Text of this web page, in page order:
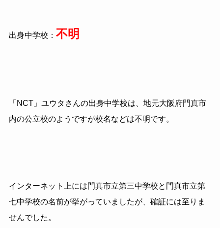
出身中学校： 不明
「NCT」ユウタさんの出身中学校は、地元大阪府門真市
内の公立校のようですが校名などは不明です。
インターネット上には門真市立第三中学校と門真市立第
七中学校の名前が挙がっていましたが、確証には至りま
せんでした。